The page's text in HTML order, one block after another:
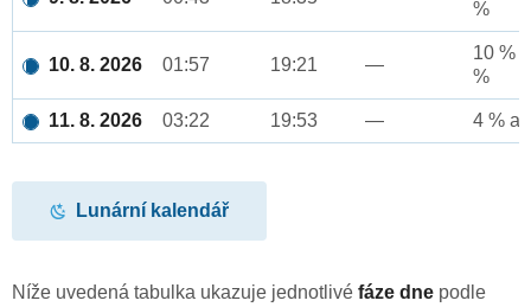
%
10. 8. 2026 01:57 19:21 —
10 %
%
11. 8. 2026 03:22 19:53 — 4 %
Lunární kalendář
Níže uvedená tabulka ukazuje jednotlivé fáze dne podle